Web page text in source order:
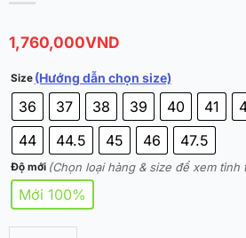
1,760,000VND
Size (Hướng dẫn chọn size)
36 37 38 39 40 41
44
44.5 45 46 47.5
Độ mới (Chọn loại hàng & size để xem tình
Mới 100%
Rigorer AR3 ‘Northern Lights’ Chính